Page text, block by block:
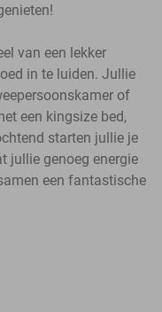
van een lekker
in te luiden. Jullie
of
een kingsize bed,
starten jullie je
jullie genoeg energie
een fantastische